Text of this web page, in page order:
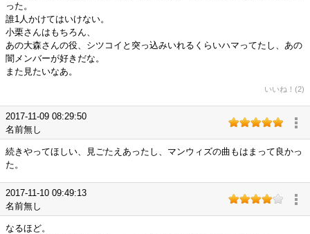
った。
誰1人かけてはいけない。
小栗さんはもちろん、
あの大森さんの役、シツコイと突っ込みいれるくらいハマってたし、あの
闇メンバーが好きだな。
また見たいなあ。
いいね！(2)
2017-11-09 08:29:50
名前無し
続きやってほしい、見ごたえあったし、マンウィズの曲もはまって良かっ
た。
2017-11-10 09:49:13
名前無し
なるほど。